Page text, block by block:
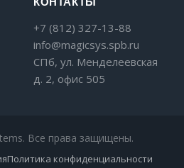
+7 (812) 327-13-88
info@magicsys.spb.ru
СПб, ул. Менделеевская
д. 2, офис 505
Все права защищены.
Политика конфиденциальности